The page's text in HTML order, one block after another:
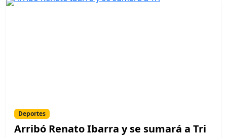
Deportes
Arribó Renato Ibarra y se sumará a Tri